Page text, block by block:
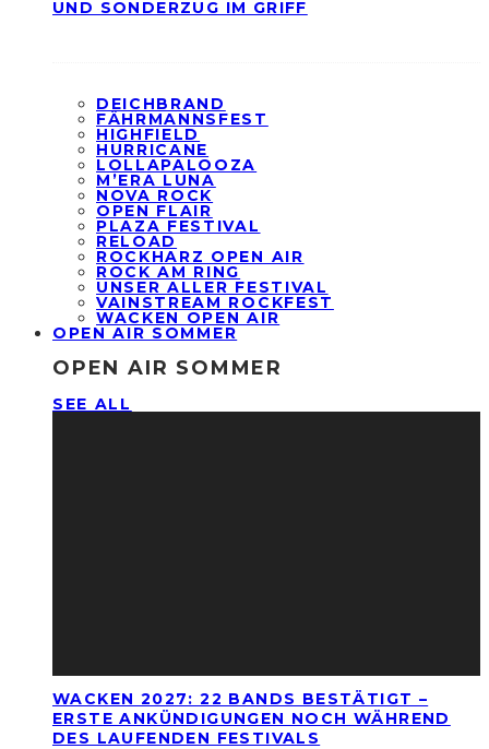
UND SONDERZUG IM GRIFF
DEICHBRAND
FÄHRMANNSFEST
HIGHFIELD
HURRICANE
LOLLAPALOOZA
M’ERA LUNA
NOVA ROCK
OPEN FLAIR
PLAZA FESTIVAL
RELOAD
ROCKHARZ OPEN AIR
ROCK AM RING
UNSER ALLER FESTIVAL
VAINSTREAM ROCKFEST
WACKEN OPEN AIR
OPEN AIR SOMMER
OPEN AIR SOMMER
SEE ALL
WACKEN 2027: 22 BANDS BESTÄTIGT –
ERSTE ANKÜNDIGUNGEN NOCH WÄHREND
DES LAUFENDEN FESTIVALS